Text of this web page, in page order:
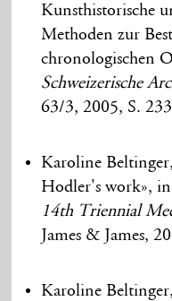
Kunsthistorische
Methoden zur
chronologischen
Schweizerische
63/3, 2005, S.
Karoline
Hodler's work»,
14th Triennial
James & James,
Karoline